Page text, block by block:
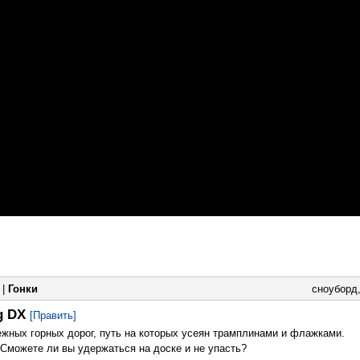
Гонки сноуборд
DX [Править]
горных дорог, путь на которых усеян трамплинами и флажками.
ли вы удержаться на доске и не упасть?